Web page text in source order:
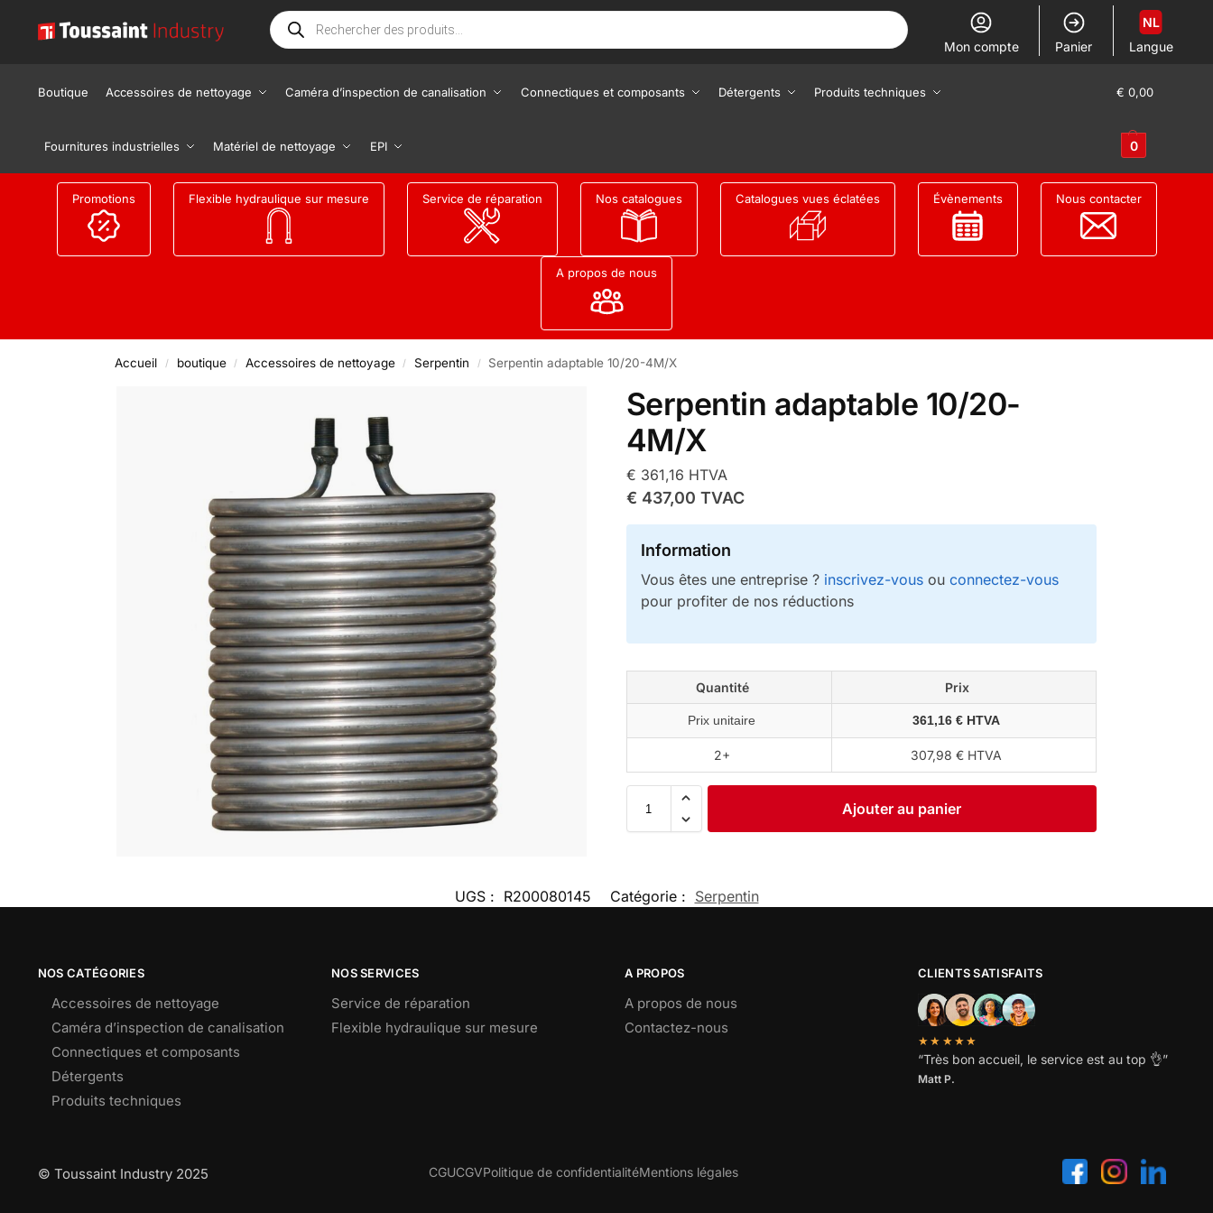
Mon compte Panier Langue
NL
Boutique Accessoires de nettoyage Caméra d’inspection de canalisation Connectiques et composants Détergents Produits techniques
Fournitures industrielles Matériel de nettoyage EPI
€ 0,00
0
Promotions Flexible hydraulique sur mesure Service de réparation Nos catalogues Catalogues vues éclatées Évènements Nous contacter
A propos de nous
Accueil / boutique / Accessoires de nettoyage / Serpentin / Serpentin adaptable 10/20-4M/X
Serpentin adaptable 10/20-
4M/X
€ 361,16 HTVA
€ 437,00 TVAC
Information
Vous êtes une entreprise ? inscrivez-vousou connectez-vous
pour profiter de nos réductions
Quantité Prix
Prix unitaire 361,16 € HTVA
2+ 307,98 € HTVA
Ajouter au panier
UGS : R200080145 Catégorie : Serpentin
NOS CATÉGORIES
Accessoires de nettoyage
Caméra d’inspection de canalisation
Connectiques et composants
Détergents
Produits techniques
NOS SERVICES
Service de réparation
Flexible hydraulique sur mesure
A PROPOS
A propos de nous
Contactez-nous
CLIENTS SATISFAITS
★★★★★
“Très bon accueil, le service est au top 👌”
Matt P.
© Toussaint Industry 2025 CGUCGVPolitique de confidentialitéMentions légales